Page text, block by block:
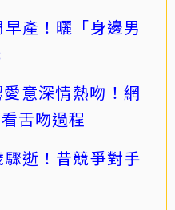
產！曬「身邊男
意深情熱吻！網
舌吻過程
逝！昔競爭對手